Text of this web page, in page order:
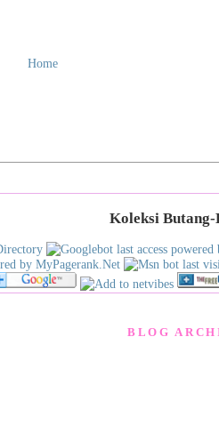
Home
Koleksi Butang-
BLOG